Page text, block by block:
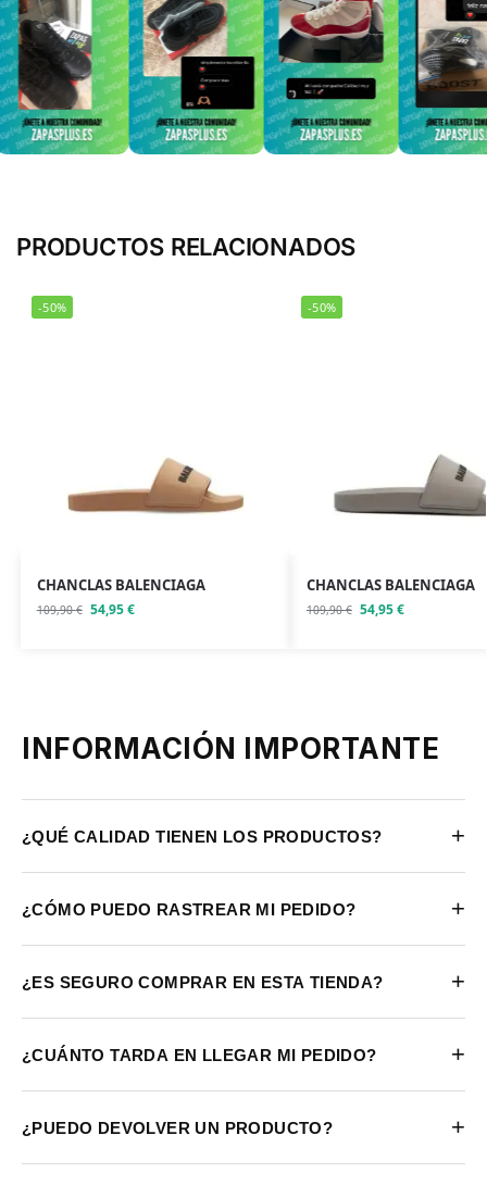
PRODUCTOS RELACIONADOS
-50%
CHANCLAS BALENCIAGA
109,90€ 54,95€
-50%
CHANCLAS BALENCIAGA
109,90€ 54,95€
INFORMACIÓN IMPORTANTE
¿QUÉ CALIDAD TIENEN LOS PRODUCTOS? +
¿CÓMO PUEDO RASTREAR MI PEDIDO? +
¿ES SEGURO COMPRAR EN ESTA TIENDA? +
¿CUÁNTO TARDA EN LLEGAR MI PEDIDO? +
¿PUEDO DEVOLVER UN PRODUCTO? +